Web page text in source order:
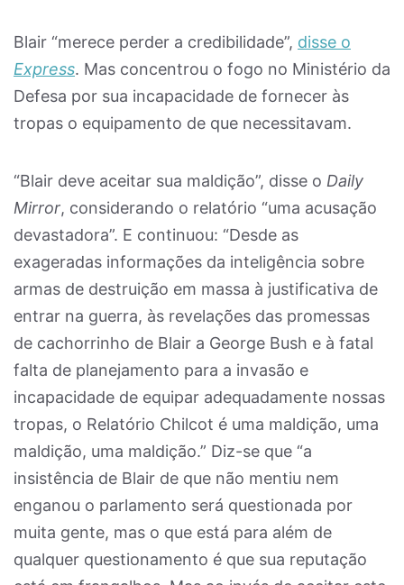
Blair “merece perder a credibilidade”, disse o
Express. Mas concentrou o fogo no Ministério da
Defesa por sua incapacidade de fornecer às
tropas o equipamento de que necessitavam.
“Blair deve aceitar sua maldição”, disse o Daily
Mirror, considerando o relatório “uma acusação
devastadora”. E continuou: “Desde as
exageradas informações da inteligência sobre
armas de destruição em massa à justificativa de
entrar na guerra, às revelações das promessas
de cachorrinho de Blair a George Bush e à fatal
falta de planejamento para a invasão e
incapacidade de equipar adequadamente nossas
tropas, o Relatório Chilcot é uma maldição, uma
maldição, uma maldição.” Diz-se que “a
insistência de Blair de que não mentiu nem
enganou o parlamento será questionada por
muita gente, mas o que está para além de
qualquer questionamento é que sua reputação